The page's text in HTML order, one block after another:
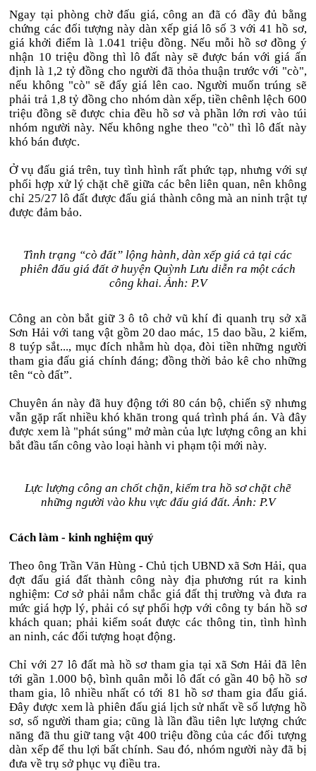
Ngay tại phòng chờ đấu giá, công an đã có đầy đủ bằng
chứng các đối tượng này dàn xếp giá lô số 3 với 41 hồ sơ,
giá khởi điểm là 1.041 triệu đồng. Nếu mỗi hồ sơ đồng ý
nhận 10 triệu đồng thì lô đất này sẽ được bán với giá ấn
định là 1,2 tỷ đồng cho người đã thỏa thuận trước với "cò",
nếu không "cò" sẽ đẩy giá lên cao. Người muốn trúng sẽ
phải trả 1,8 tỷ đồng cho nhóm dàn xếp, tiền chênh lệch 600
triệu đồng sẽ được chia đều hồ sơ và phần lớn rơi vào túi
nhóm người này. Nếu không nghe theo "cò" thì lô đất này
khó bán được.
Ở vụ đấu giá trên, tuy tình hình rất phức tạp, nhưng với sự
phối hợp xử lý chặt chẽ giữa các bên liên quan, nên không
chỉ 25/27 lô đất được đấu giá thành công mà an ninh trật tự
được đảm bảo.
Tình trạng “cò đất” lộng hành, dàn xếp giá cả tại các
phiên đấu giá đất ở huyện Quỳnh Lưu diễn ra một cách
công khai. Ảnh: P.V
Công an còn bắt giữ 3 ô tô chở vũ khí đi quanh trụ sở xã
Sơn Hải với tang vật gồm 20 dao mác, 15 dao bầu, 2 kiếm,
8 tuýp sắt..., mục đích nhằm hù dọa, đòi tiền những người
tham gia đấu giá chính đáng; đồng thời bảo kê cho những
tên “cò đất”.
Chuyên án này đã huy động tới 80 cán bộ, chiến sỹ nhưng
vẫn gặp rất nhiều khó khăn trong quá trình phá án. Và đây
được xem là "phát súng" mở màn của lực lượng công an khi
bắt đầu tấn công vào loại hành vi phạm tội mới này.
Lực lượng công an chốt chặn, kiểm tra hồ sơ chặt chẽ
những người vào khu vực đấu giá đất. Ảnh: P.V
Cách làm - kinh nghiệm quý
Theo ông Trần Văn Hùng - Chủ tịch UBND xã Sơn Hải, qua
đợt đấu giá đất thành công này địa phương rút ra kinh
nghiệm: Cơ sở phải nắm chắc giá đất thị trường và đưa ra
mức giá hợp lý, phải có sự phối hợp với công ty bán hồ sơ
khách quan; phải kiểm soát được các thông tin, tình hình
an ninh, các đối tượng hoạt động.
Chỉ với 27 lô đất mà hồ sơ tham gia tại xã Sơn Hải đã lên
tới gần 1.000 bộ, bình quân mỗi lô đất có gần 40 bộ hồ sơ
tham gia, lô nhiều nhất có tới 81 hồ sơ tham gia đấu giá.
Đây được xem là phiên đấu giá lịch sử nhất về số lượng hồ
sơ, số người tham gia; cũng là lần đầu tiên lực lượng chức
năng đã thu giữ tang vật 400 triệu đồng của các đối tượng
dàn xếp để thu lợi bất chính. Sau đó, nhóm người này đã bị
đưa về trụ sở phục vụ điều tra.